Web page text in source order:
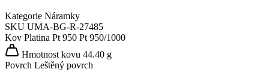
Kategorie Náramky
SKU UMA-BG-R-27485
Kov Platina Pt 950 Pt 950/1000
Hmotnost kovu 44.40 g
Povrch Leštěný povrch